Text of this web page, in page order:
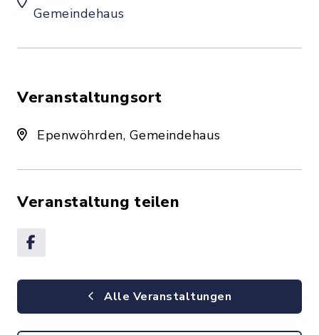
Gemeindehaus
Veranstaltungsort
Epenwöhrden, Gemeindehaus
Veranstaltung teilen
Alle Veranstaltungen